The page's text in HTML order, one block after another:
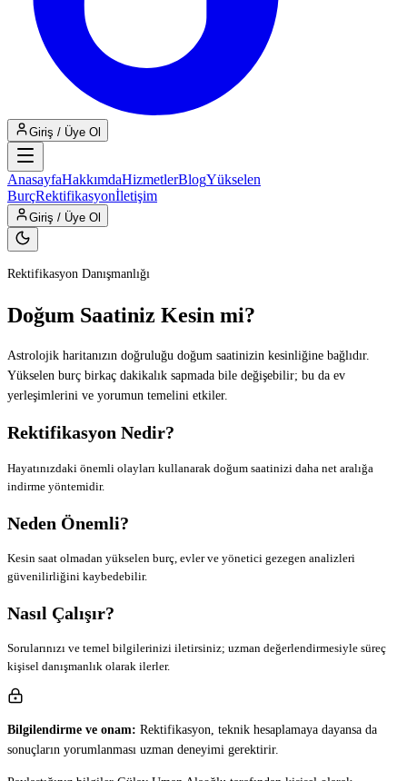
Giriş / Üye Ol
AnasayfaHakkımdaHizmetlerBlogYükselen
BurçRektifikasyonİletişim
Giriş / Üye Ol
Rektifikasyon Danışmanlığı
Doğum Saatiniz Kesin mi?
Astrolojik haritanızın doğruluğu doğum saatinizin kesinliğine bağlıdır.
Yükselen burç birkaç dakikalık sapmada bile değişebilir; bu da ev
yerleşimlerini ve yorumun temelini etkiler.
Rektifikasyon Nedir?
Hayatınızdaki önemli olayları kullanarak doğum saatinizi daha net aralığa
indirme yöntemidir.
Neden Önemli?
Kesin saat olmadan yükselen burç, evler ve yönetici gezegen analizleri
güvenilirliğini kaybedebilir.
Nasıl Çalışır?
Sorularınızı ve temel bilgilerinizi iletirsiniz; uzman değerlendirmesiyle süreç
kişisel danışmanlık olarak ilerler.
Bilgilendirme ve onam: Rektifikasyon, teknik hesaplamaya dayansa da
sonuçların yorumlanması uzman deneyimi gerektirir.